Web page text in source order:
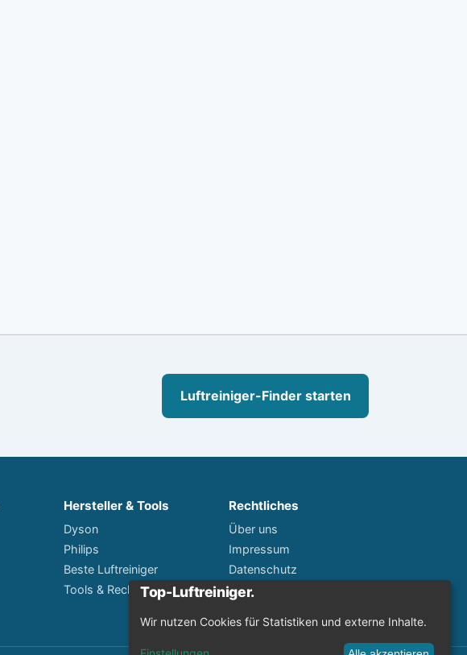
Luftreiniger-Finder starten
Hersteller & Tools
Dyson
Philips
Beste Luftreiniger
Tools & Rechner
Rechtliches
Über uns
Impressum
Datenschutz
Disclaimer
Wir nutzen Cookies für Statistiken und externe Inhalte.